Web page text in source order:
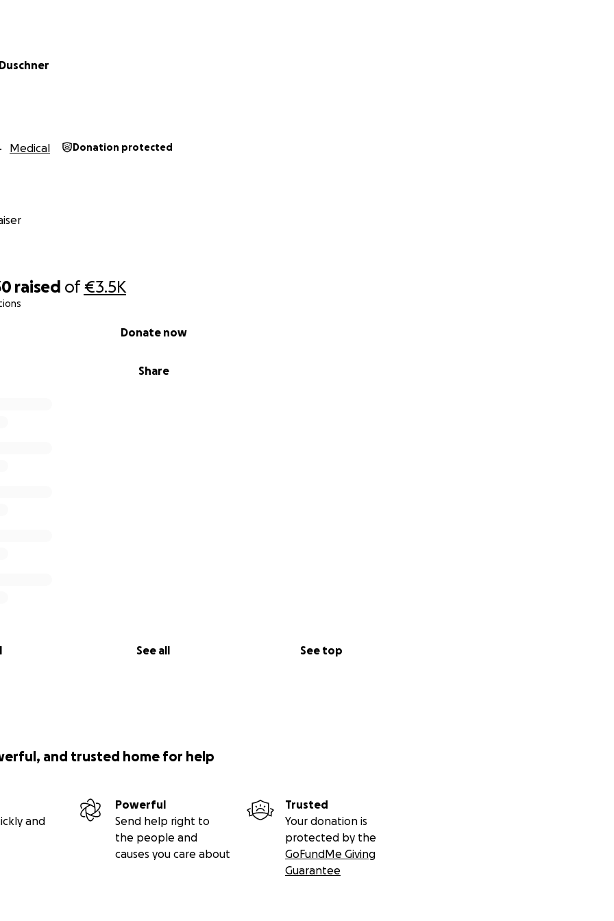
raised of€3.5K
Share
Donate now
See all See top
Medical Donation protected
and trusted home for help
and
Powerful
Send help right to
the people and
causes you care about
Trusted
Your donation is
protected by the
GoFundMe Giving
Guarantee